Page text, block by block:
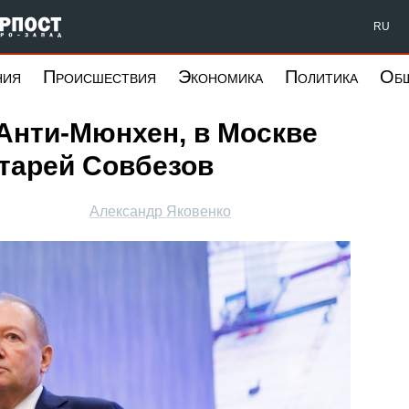
Форпост Северо-Запад RU
Происшествия Экономика Политика
Мюнхен, в Москве
Совбезов
Александр Яковенко